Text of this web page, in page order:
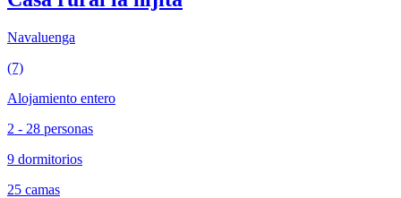
Navaluenga
(7)
Alojamiento entero
2 - 28 personas
9 dormitorios
25 camas